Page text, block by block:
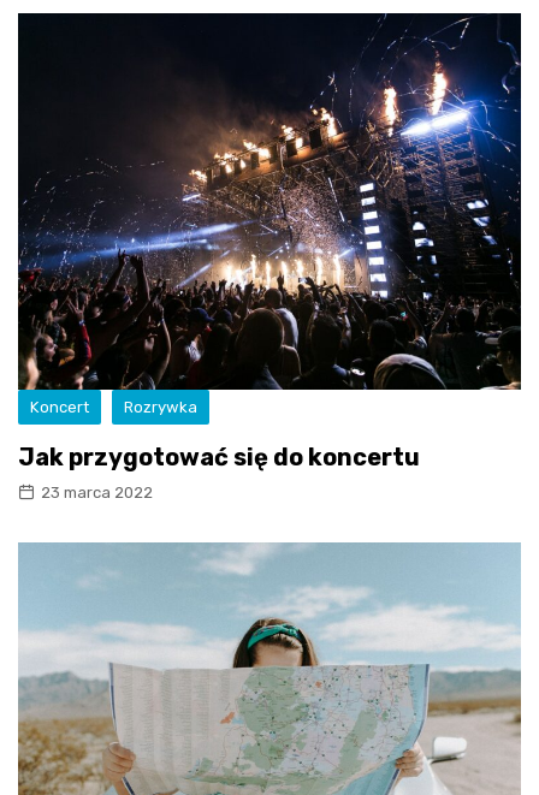
Koncert Rozrywka
Jak przygotować się do koncertu
23 marca 2022